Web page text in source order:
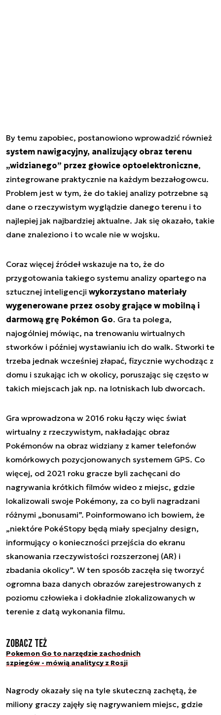
By temu zapobiec, postanowiono wprowadzić również
system nawigacyjny, analizujący obraz terenu
„widzianego” przez głowice optoelektroniczne,
zintegrowane praktycznie na każdym bezzałogowcu.
Problem jest w tym, że do takiej analizy potrzebne są
dane o rzeczywistym wyglądzie danego terenu i to
najlepiej jak najbardziej aktualne. Jak się okazało, takie
dane znaleziono i to wcale nie w wojsku.
Coraz więcej źródeł wskazuje na to, że do
przygotowania takiego systemu analizy opartego na
sztucznej inteligencji wykorzystano materiały
wygenerowane przez osoby grające w mobilną i
darmową grę Pokémon Go. Gra ta polega,
najogólniej mówiąc, na trenowaniu wirtualnych
stworków i później wystawianiu ich do walk. Stworki te
trzeba jednak wcześniej złapać, fizycznie wychodząc z
domu i szukając ich w okolicy, poruszając się często w
takich miejscach jak np. na lotniskach lub dworcach.
Gra wprowadzona w 2016 roku łączy więc świat
wirtualny z rzeczywistym, nakładając obraz
Pokémonów na obraz widziany z kamer telefonów
komórkowych pozycjonowanych systemem GPS. Co
więcej, od 2021 roku gracze byli zachęcani do
nagrywania krótkich filmów wideo z miejsc, gdzie
lokalizowali swoje Pokémony, za co byli nagradzani
różnymi „bonusami”. Poinformowano ich bowiem, że
„niektóre PokéStopy będą miały specjalny design,
informujący o konieczności przejścia do ekranu
skanowania rzeczywistości rozszerzonej (AR) i
zbadania okolicy”. W ten sposób zaczęła się tworzyć
ogromna baza danych obrazów zarejestrowanych z
poziomu człowieka i dokładnie zlokalizowanych w
terenie z datą wykonania filmu.
Zobacz też
Pokemon Go to narzędzie zachodnich
szpiegów - mówią analitycy z Rosji
Nagrody okazały się na tyle skuteczną zachętą, że
miliony graczy zajęły się nagrywaniem miejsc, gdzie